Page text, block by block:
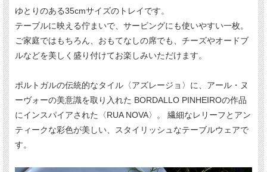
ゆとりのある35cmサイズのトレイです。
テーブルに映える佇まいで、サービングにも使いやすい一枚。
ご家庭ではもちろん、おもてなしの席でも、チーズやオードブ
ルなどを美しく盛り付けてお楽しみいただけます。
ポルトガルの伝統的なタイル〈アズレージョ〉に、アール・ヌ
ーヴォーの美意識を取り入れた BORDALLO PINHEIROの作品
にインスパイアされた〈RUA NOVA〉。 繊細なレリーフとアン
ティークな彩色が美しい、スタイリッシュなテーブルウェアで
す。